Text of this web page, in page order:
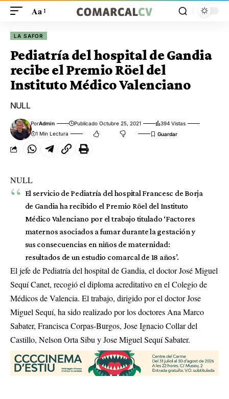
Aa
LA SAFOR
Pediatría del hospital de Gandia
recibe el Premio Röel del
Instituto Médico Valenciano
NULL
PorAdmin Publicado Octubre 25, 2021
394 Vistas
1 Min Lectura
NULL
El servicio de Pediatría del hospital Francesc de Borja
de Gandia ha recibido el Premio Röel del Instituto
Médico Valenciano por el trabajo titulado ‘Factores
maternos asociados a fumar durante la gestación y
sus consecuencias en niños de maternidad:
resultados de un estudio comarcal de 18 años’.
El jefe de Pediatría del hospital de Gandia, el doctor José Miguel
Sequí Canet, recogió el diploma acreditativo en el Colegio de
Médicos de Valencia. El trabajo, dirigido por el doctor Jose
Miguel Sequí, ha sido realizado por los doctores Ana Marco
Sabater, Francisca Corpas-Burgos, Jose Ignacio Collar del
Castillo, Nelson Orta Sibu y Jose Miguel Sequí Sabater.